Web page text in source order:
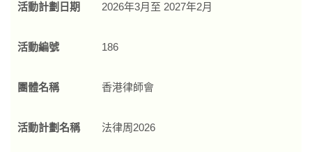
活動計劃日期 2026年3月至 2027年2月
活動編號 186
團體名稱 香港律師會
活動計劃名稱 法律周2026